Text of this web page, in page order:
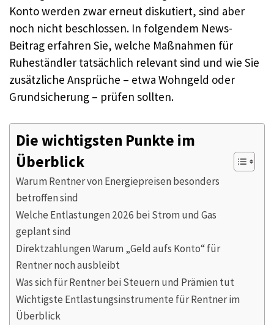
Konto werden zwar erneut diskutiert, sind aber
noch nicht beschlossen. In folgendem News-
Beitrag erfahren Sie, welche Maßnahmen für
Ruheständler tatsächlich relevant sind und wie Sie
zusätzliche Ansprüche – etwa Wohngeld oder
Grundsicherung – prüfen sollten.
Die wichtigsten Punkte im
Überblick
Warum Rentner von Energiepreisen besonders
betroffen sind
Welche Entlastungen 2026 bei Strom und Gas
geplant sind
Direktzahlungen Warum „Geld aufs Konto“ für
Rentner noch ausbleibt
Was sich für Rentner bei Steuern und Prämien tut
Wichtigste Entlastungsinstrumente für Rentner im
Überblick